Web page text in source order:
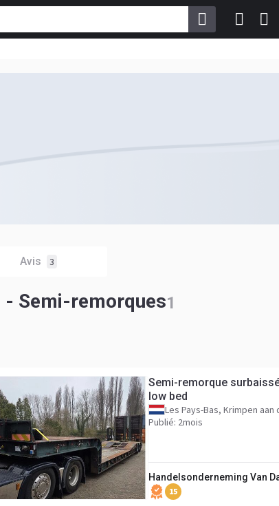
Avis 3
- Semi-remorques1
Semi-remorque
low bed
Les Pays-Bas, Krimpen aan
Publié: 2mois
Handelsonderneming Van
15